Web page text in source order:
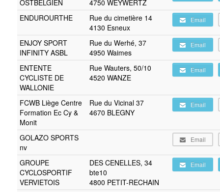
OSTBELGIEN
4750 WEYWERTZ
ENDUROURTHE
Rue du cimetière 14
4130 Esneux
Email
ENJOY SPORT
INFINITY ASBL
Rue du Werhé, 37
4950 Waimes
Email
ENTENTE
CYCLISTE DE
WALLONIE
Rue Wauters, 50/10
4520 WANZE
Email
FCWB Liège Centre
Formation Ec Cy &
Monit
Rue du Vicinal 37
4670 BLEGNY
Email
GOLAZO SPORTS
nv
Email
GROUPE
CYCLOSPORTIF
VERVIETOIS
DES CENELLES, 34
bte10
4800 PETIT-RECHAIN
Email